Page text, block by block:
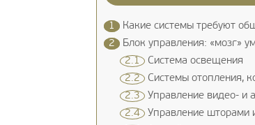
1
Какие системы требуют
2
Блок управления: «мозг»
2.1 Система освещения
2.2 Системы отопления,
2.3 Управление видео- и
2.4 Управление шторами